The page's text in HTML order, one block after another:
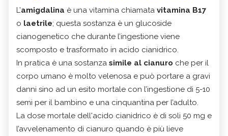
L’amigdalina è una vitamina chiamata vitamina B17
o laetrile; questa sostanza è un glucoside
cianogenetico che durante l’ingestione viene
scomposto e trasformato in acido cianidrico.
In pratica è una sostanza simile al cianuro che per il
corpo umano è molto velenosa e può portare a gravi
danni sino ad un esito mortale con l’ingestione di 5-10
semi per il bambino e una cinquantina per l’adulto.
La dose mortale dell'acido cianidrico è di soli 50 mg e
l’avvelenamento di cianuro quando è più lieve